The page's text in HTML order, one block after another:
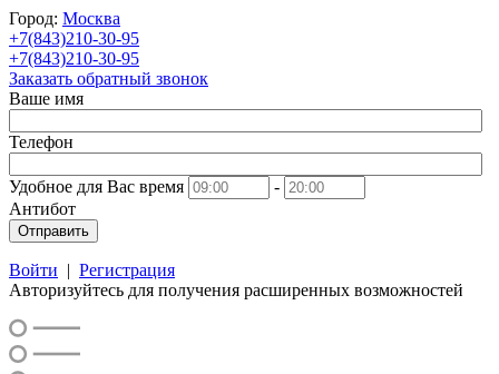
Город: Москва
+7(843)210-30-95
+7(843)210-30-95
Заказать обратный звонок
Ваше имя
Телефон
Удобное для Вас время
-
Антибот
Отправить
Войти | Регистрация
Авторизуйтесь для получения расширенных возможностей